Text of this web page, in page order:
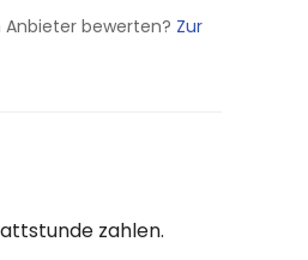
bewerten? Zur
zahlen.